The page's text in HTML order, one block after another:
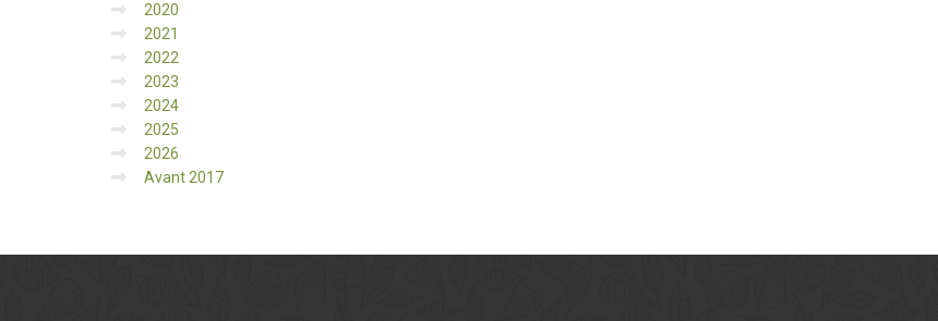
2020
2021
2022
2023
2024
2025
2026
Avant 2017